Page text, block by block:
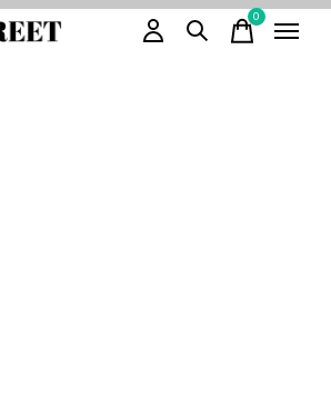
0items